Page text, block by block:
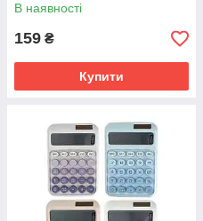
В наявності
159 ₴
Купити